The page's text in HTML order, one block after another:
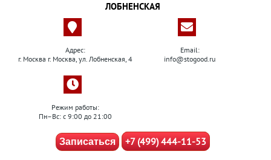
ЛОБНЕНСКАЯ
Адрес:
г. Москва г. Москва, ул. Лобненская, 4
Email:
info@stogood.ru
Режим работы:
Пн–Вс: с 9:00 до 21:00
Записаться +7 (499) 444-11-53